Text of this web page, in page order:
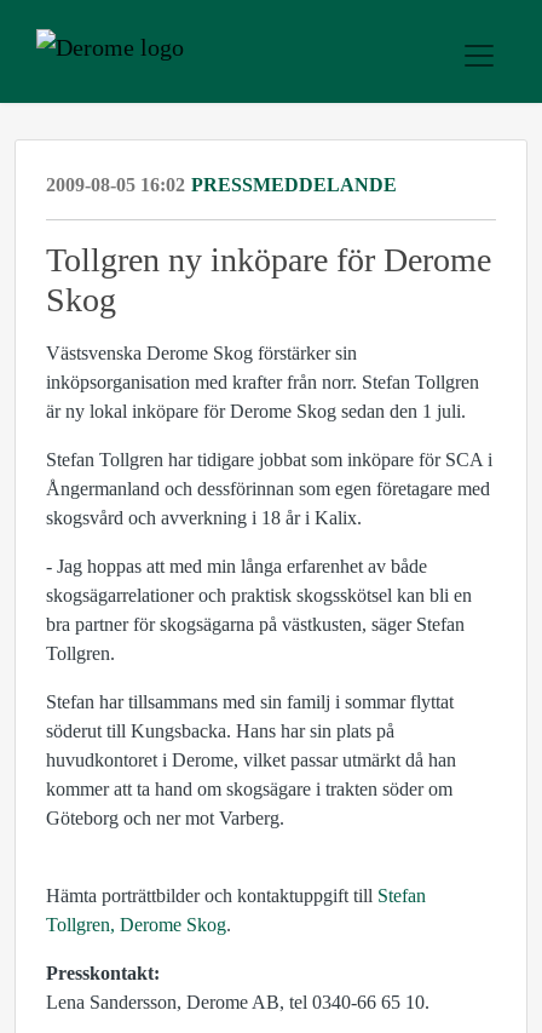
2009-08-05 16:02 PRESSMEDDELANDE
Tollgren ny inköpare för Derome
Skog
Västsvenska Derome Skog förstärker sin
inköpsorganisation med krafter från norr. Stefan Tollgren
är ny lokal inköpare för Derome Skog sedan den 1 juli.
Stefan Tollgren har tidigare jobbat som inköpare för SCA i
Ångermanland och dessförinnan som egen företagare med
skogsvård och avverkning i 18 år i Kalix.
- Jag hoppas att med min långa erfarenhet av både
skogsägarrelationer och praktisk skogsskötsel kan bli en
bra partner för skogsägarna på västkusten, säger Stefan
Tollgren.
Stefan har tillsammans med sin familj i sommar flyttat
söderut till Kungsbacka. Hans har sin plats på
huvudkontoret i Derome, vilket passar utmärkt då han
kommer att ta hand om skogsägare i trakten söder om
Göteborg och ner mot Varberg.
Hämta porträttbilder och kontaktuppgift till Stefan
Tollgren, Derome Skog.
Presskontakt:
Lena Sandersson, Derome AB, tel 0340-66 65 10.